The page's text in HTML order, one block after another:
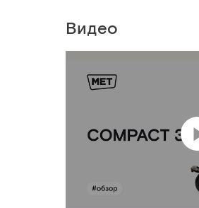
Видео